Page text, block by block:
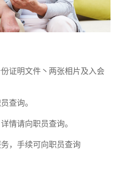
证明文件丶两张相片及入会
查询。
情请向职员查询。
，手续可向职员查询